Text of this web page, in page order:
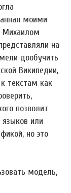
моими
Михаилом
на
дообучить
Википедии,
текстам как
позволит
языков или
но это
модель,